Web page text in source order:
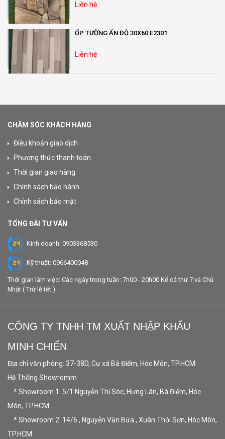
Liên hệ
ỐP TƯỜNG ẤN ĐỘ 30X60 E2301
Liên hệ
CHĂM SÓC KHÁCH HÀNG
Điều khoản giao dịch
Phương thức thanh toán
Thời gian giao hàng
Chính sách bảo hành
Chính sách bảo mật
TỔNG ĐÀI TƯ VẤN
Kinh doanh: 0903368530
Kỹ thuật: 0966400048
Thời gian làm việc: Các ngày trong tuần: 7h00 - 20h00 Kể cả thứ 7 và Chủ
Nhật ( Trừ lễ tết )
CÔNG TY TNHH TM XUẤT NHẬP KHẨU
MINH CHIẾN
Địa chỉ văn phòng: 37-38D, Cư xá Bà Điểm, Hóc Môn, TP.HCM
Hệ Thống Showromm
* Showroom 1: 5/1 Nguyễn Thị Sóc, Hưng Lân, Bà Điểm, Hóc
Môn, TP.HCM
* Showroom 2: 14/6 , Nguyễn Văn Bứa , Xuân Thới Sơn, Hóc Môn,
TP.HCM